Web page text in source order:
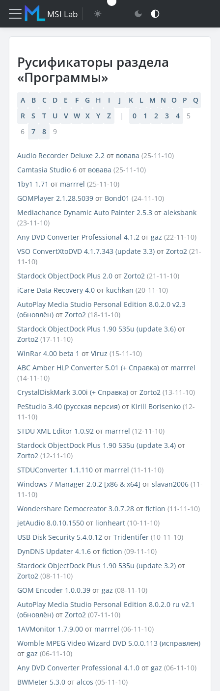
MSI Lab
Русификаторы раздела
«Программы»
A B C D E F G H I J K L M N O P
Q
R
S T U V W X Y Z | 0 1 2 3 4
5
6
7 8 9
Audio Recorder Deluxe 2.2 от вовава (25-11-10)
Camtasia Studio 6 от вовава (25-11-10)
1by1 1.71 от marrrel (25-11-10)
GOMPlayer 2.1.28.5039 от Bond01 (24-11-10)
Mediachance Dynamic Auto Painter 2.5.3 от aleksbank
(23-11-10)
Any DVD Converter Professional 4.1.2 от gaz (22-11-10)
VSO ConvertXtoDVD 4.1.7.343 (update 3.3) от Zorto2 (21-
11-10)
Stardock ObjectDock Plus 2.0 от Zorto2 (21-11-10)
iCare Data Recovery 4.0 от kuchkan (20-11-10)
AutoPlay Media Studio Personal Edition 8.0.2.0 v2.3
(обновлён) от Zorto2 (18-11-10)
Stardock ObjectDock Plus 1.90 535u (update 3.6) от
Zorto2 (17-11-10)
WinRar 4.00 beta 1 от Viruz (15-11-10)
ABC Amber HLP Converter 5.01 (+ Справка) от marrrel
(14-11-10)
CrystalDiskMark 3.00i (+ Справка) от Zorto2 (13-11-10)
PeStudio 3.40 (русская версия) от Kirill Borisenko (12-
11-10)
STDU XML Editor 1.0.92 от marrrel (12-11-10)
Stardock ObjectDock Plus 1.90 535u (update 3.4) от
Zorto2 (12-11-10)
STDUConverter 1.1.110 от marrrel (11-11-10)
Windows 7 Manager 2.0.2 [x86 & x64] от slavan2006 (11-
11-10)
Wondershare Democreator 3.0.7.28 от fiction (11-11-10)
jetAudio 8.0.10.1550 от lionheart (10-11-10)
USB Disk Security 5.4.0.12 от Tridentifer (10-11-10)
DynDNS Updater 4.1.6 от fiction (09-11-10)
Stardock ObjectDock Plus 1.90 535u (update 3.2) от
Zorto2 (08-11-10)
GOM Encoder 1.0.0.39 от gaz (08-11-10)
AutoPlay Media Studio Personal Edition 8.0.2.0 ru v2.1
(обновлён) от Zorto2 (07-11-10)
1AVMonitor 1.7.9.00 от marrrel (06-11-10)
Womble MPEG Video Wizard DVD 5.0.0.113 (исправлен)
от gaz (06-11-10)
Any DVD Converter Professional 4.1.0 от gaz (06-11-10)
BWMeter 5.3.0 от alcos (05-11-10)